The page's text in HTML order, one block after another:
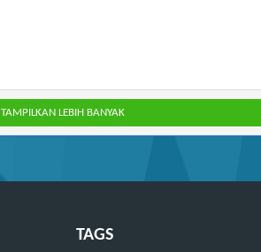
TAMPILKAN LEBIH BANYAK
TAGS